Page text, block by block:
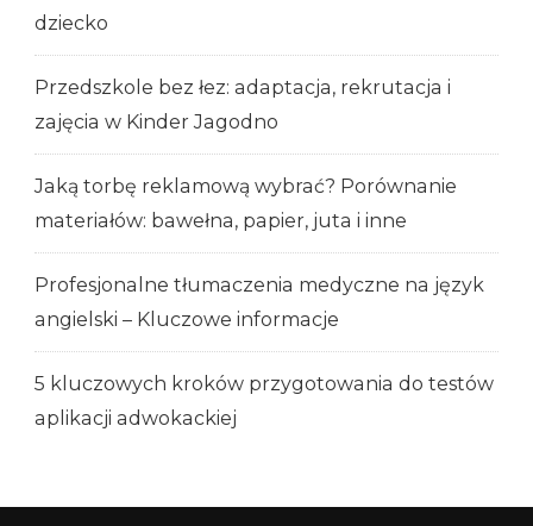
dziecko
Przedszkole bez łez: adaptacja, rekrutacja i
zajęcia w Kinder Jagodno
Jaką torbę reklamową wybrać? Porównanie
materiałów: bawełna, papier, juta i inne
Profesjonalne tłumaczenia medyczne na język
angielski – Kluczowe informacje
5 kluczowych kroków przygotowania do testów
aplikacji adwokackiej